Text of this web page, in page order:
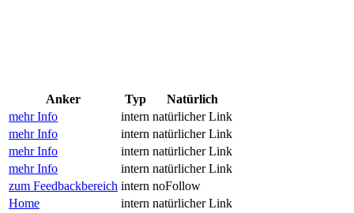
Anker Typ
Natürlich
mehr Info
intern natürlicher Link
mehr Info
intern natürlicher Link
mehr Info
intern natürlicher Link
mehr Info
intern natürlicher Link
zum Feedbackbereich intern noFollow
Home
intern natürlicher Link